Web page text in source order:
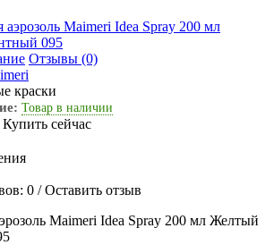
Отзывы (0)
краски
Товар в наличии
Купить сейчас
0 /Оставить отзыв
Maimeri Idea Spray 200 мл Желтый